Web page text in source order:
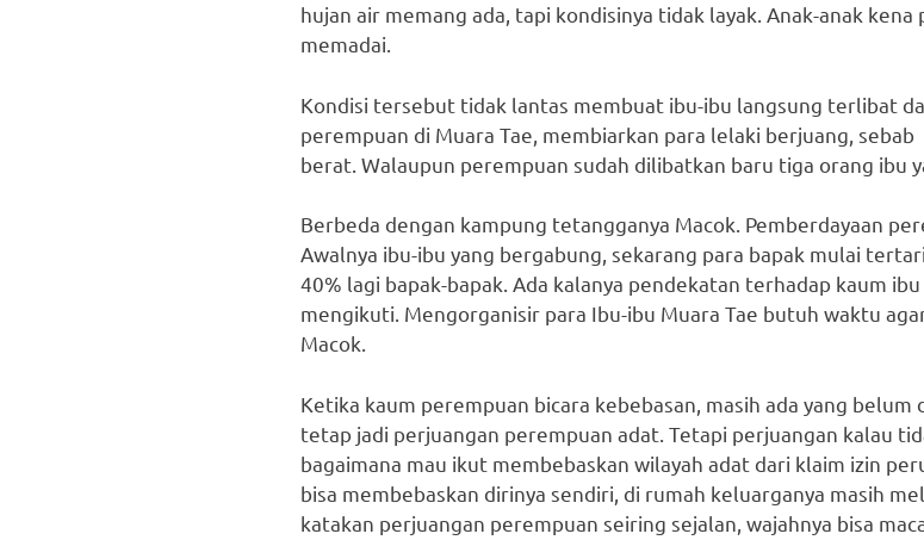
hujan air memang ada, tapi kondisinya tidak layak. Anak-anak
memadai.
Kondisi tersebut tidak lantas membuat ibu-ibu langsung terlibat
perempuan di Muara Tae, membiarkan para lelaki berjuang,
berat. Walaupun perempuan sudah dilibatkan baru tiga orang ibu
Berbeda dengan kampung tetangganya Macok. Pemberdayaan
Awalnya ibu-ibu yang bergabung, sekarang para bapak mulai
40% lagi bapak-bapak. Ada kalanya pendekatan terhadap kaum
mengikuti. Mengorganisir para Ibu-ibu Muara Tae butuh waktu
Macok.
Ketika kaum perempuan bicara kebebasan, masih ada yang
tetap jadi perjuangan perempuan adat. Tetapi perjuangan kalau
bagaimana mau ikut membebaskan wilayah adat dari klaim izin
bisa membebaskan dirinya sendiri, di rumah keluarganya masih
katakan perjuangan perempuan seiring sejalan, wajahnya bisa